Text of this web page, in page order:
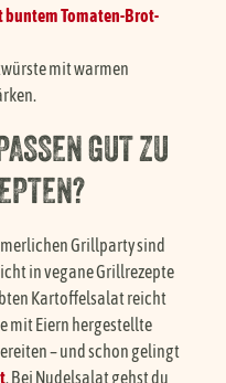
Tomaten-Brot-
mit warmen
GUT ZU
Grillparty sind
in vegane Grillrezepte
Kartoffelsalat reicht
mit Eiern hergestellte
– und schon gelingt
. Bei Nudelsalat gehst du